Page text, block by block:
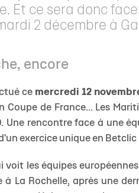
Et ce sera donc
2 décembre à
encore
ce mercredi 12
Coupe de France... Les
. Une rencontre face à une
exercice unique en Betclic
voit les équipes
La Rochelle, après une